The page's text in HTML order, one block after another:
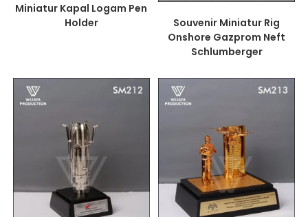
Miniatur Kapal Logam Pen
Holder
Souvenir Miniatur Rig
Onshore Gazprom Neft
Schlumberger